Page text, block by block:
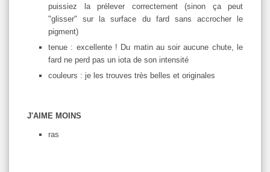
puissiez la prélever correctement (sinon ça peut
"glisser" sur la surface du fard sans accrocher le
pigment)
tenue : excellente ! Du matin au soir aucune chute, le
fard ne perd pas un iota de son intensité
couleurs : je les trouves très belles et originales
J'AIME MOINS
ras